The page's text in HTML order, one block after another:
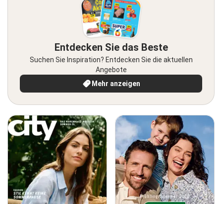
Entdecken Sie das Beste
Suchen Sie Inspiration? Entdecken Sie die aktuellen
Angebote
Mehr anzeigen